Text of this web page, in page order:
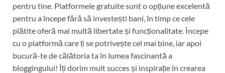
pentru tine. Platformele gratuite sunt o opțiune excelentă
pentru a începe fără să investești bani, în timp ce cele
plătite oferă mai multă libertate și funcționalitate. Începe
cu o platformă care ți se potrivește cel mai bine, iar apoi
bucură-te de călătoria ta în lumea fascinantă a
bloggingului! Îți dorim mult succes și inspirație în crearea